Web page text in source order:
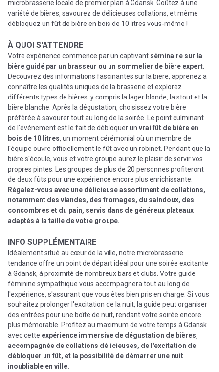
microbrasserie locale de premier plan à Gdansk. Goûtez à une
variété de bières, savourez de délicieuses collations, et même
débloquez un fût de bière en bois de 10 litres vous-même !
À QUOI S'ATTENDRE
Votre expérience commence par un captivant séminaire sur la
bière guidé par un brasseur ou un sommelier de bière expert
Découvrez des informations fascinantes sur la bière, apprenez à
connaître les qualités uniques de la brasserie et explorez
différents types de bières, y compris la lager blonde, la stout et la
bière blanche. Après la dégustation, choisissez votre bière
préférée à savourer tout au long de la soirée. Le point culminant
de l'événement est le fait de débloquer un vrai fût de bière en
bois de 10 litres, un moment cérémonial où un membre de
l'équipe ouvre officiellement le fût avec un robinet. Pendant que la
bière s'écoule, vous et votre groupe aurez le plaisir de servir vos
propres pintes. Les groupes de plus de 20 personnes profiteront
de deux fûts pour une expérience encore plus enrichissante.
Régalez-vous avec une délicieuse assortiment de collations,
notamment des viandes, des fromages, du saindoux, des
concombres et du pain, servis dans de généreux plateaux
adaptés à la taille de votre groupe.
INFO SUPPLÉMENTAIRE
Idéalement situé au cœur de la ville, notre microbrasserie
tendance offre un point de départ idéal pour une soirée excitante
à Gdansk, à proximité de nombreux bars et clubs. Votre guide
féminine sympathique vous accompagnera tout au long de
l'expérience, s'assurant que vous êtes bien pris en charge. Si vous
souhaitez prolonger l'excitation de la nuit, la guide peut organiser
des entrées pour une boîte de nuit, rendant votre soirée encore
plus mémorable. Profitez au maximum de votre temps à Gdansk
avec cette expérience immersive de dégustation de bières,
accompagnée de collations délicieuses, de l'excitation de
débloquer un fût, et la possibilité de démarrer une nuit
inoubliable en ville.